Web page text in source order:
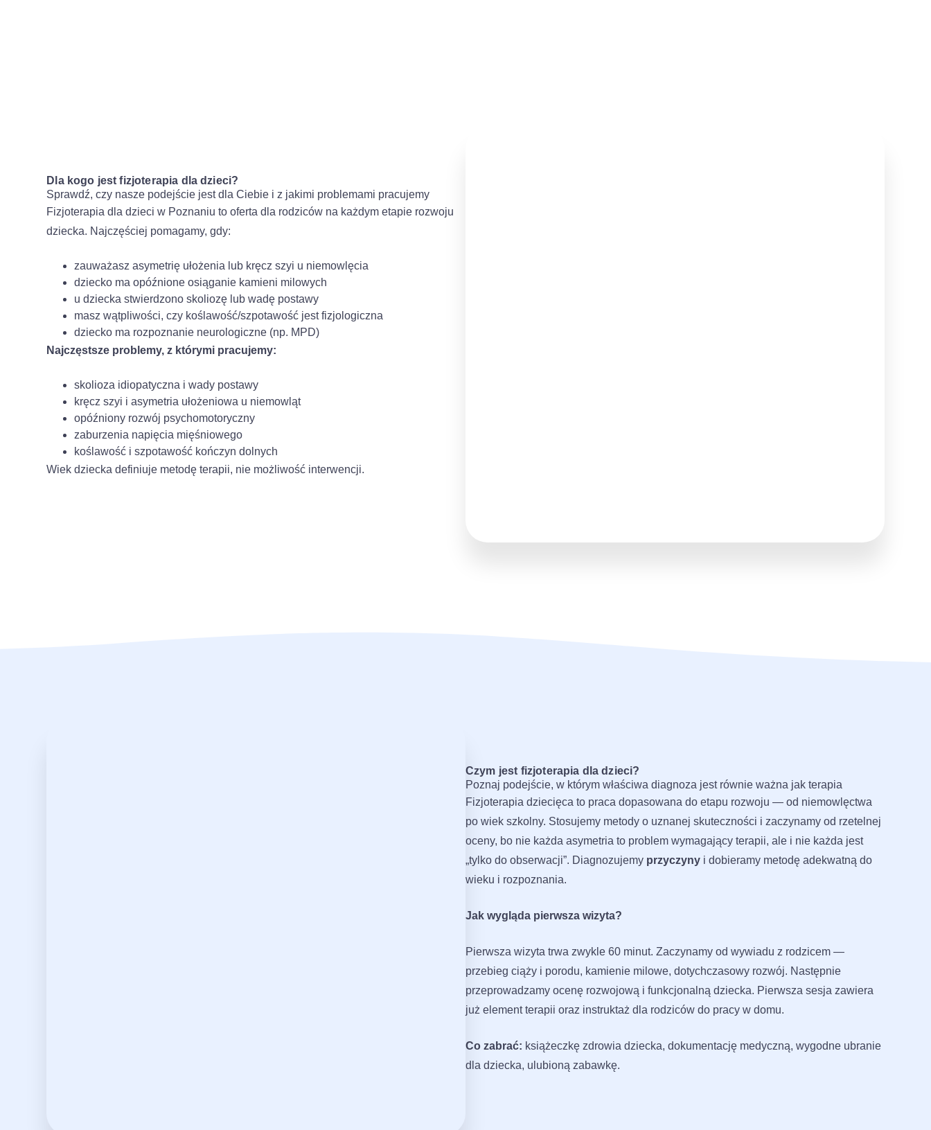
Dla kogo jest fizjoterapia dla dzieci?
Sprawdź, czy nasze podejście jest dla Ciebie i z jakimi problemami pracujemy
Fizjoterapia dla dzieci w Poznaniu to oferta dla rodziców na każdym etapie rozwoju
dziecka. Najczęściej pomagamy, gdy:
zauważasz asymetrię ułożenia lub kręcz szyi u niemowlęcia
dziecko ma opóźnione osiąganie kamieni milowych
u dziecka stwierdzono skoliozę lub wadę postawy
masz wątpliwości, czy koślawość/szpotawość jest fizjologiczna
dziecko ma rozpoznanie neurologiczne (np. MPD)
Najczęstsze problemy, z którymi pracujemy:
skolioza idiopatyczna i wady postawy
kręcz szyi i asymetria ułożeniowa u niemowląt
opóźniony rozwój psychomotoryczny
zaburzenia napięcia mięśniowego
koślawość i szpotawość kończyn dolnych
Wiek dziecka definiuje metodę terapii, nie możliwość interwencji.
Czym jest fizjoterapia dla dzieci?
Poznaj podejście, w którym właściwa diagnoza jest równie ważna jak terapia
Fizjoterapia dziecięca to praca dopasowana do etapu rozwoju — od niemowlęctwa
po wiek szkolny. Stosujemy metody o uznanej skuteczności i zaczynamy od rzetelnej
oceny, bo nie każda asymetria to problem wymagający terapii, ale i nie każda jest
„tylko do obserwacji”. Diagnozujemy przyczyny i dobieramy metodę adekwatną do
wieku i rozpoznania.
Jak wygląda pierwsza wizyta?
Pierwsza wizyta trwa zwykle 60 minut. Zaczynamy od wywiadu z rodzicem —
przebieg ciąży i porodu, kamienie milowe, dotychczasowy rozwój. Następnie
przeprowadzamy ocenę rozwojową i funkcjonalną dziecka. Pierwsza sesja zawiera
już element terapii oraz instruktaż dla rodziców do pracy w domu.
Co zabrać: książeczkę zdrowia dziecka, dokumentację medyczną, wygodne ubranie
dla dziecka, ulubioną zabawkę.